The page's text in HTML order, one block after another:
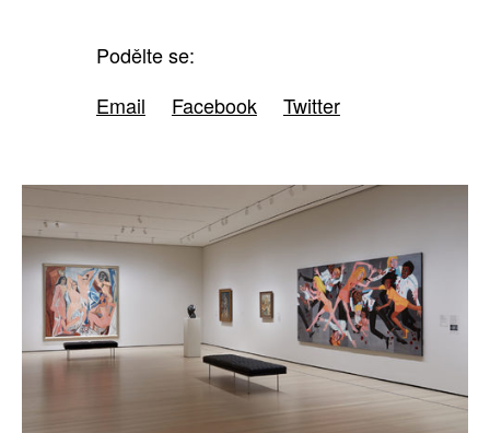
Podělte se:
Email
Facebook Twitter